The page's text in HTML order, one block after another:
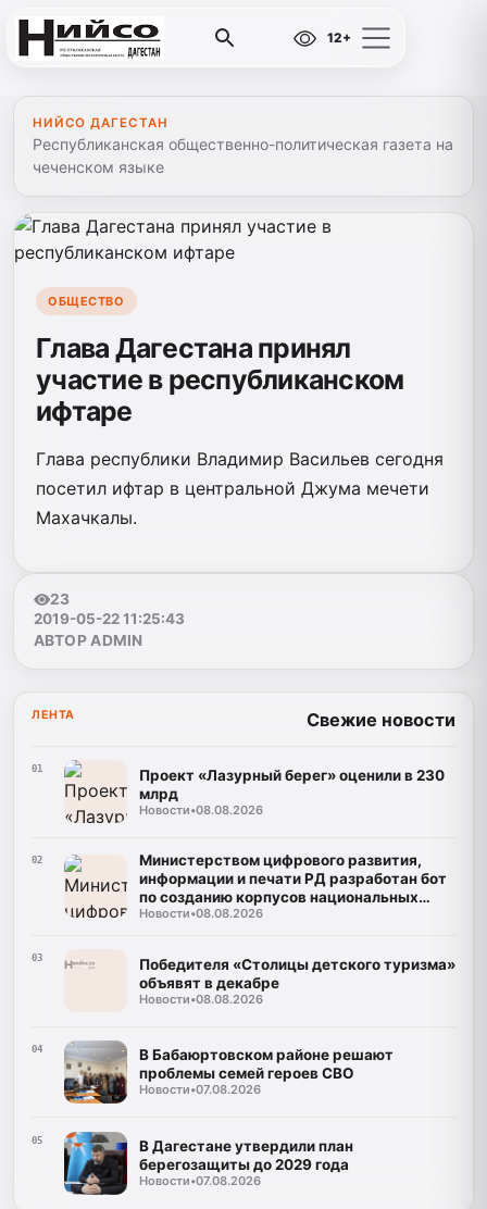
12+
НИЙСО ДАГЕСТАН
Республиканская общественно-политическая газета на
чеченском языке
ОБЩЕСТВО
Глава Дагестана принял
участие в республиканском
ифтаре
Глава республики Владимир Васильев сегодня
посетил ифтар в центральной Джума мечети
Махачкалы.
23
2019-05-22 11:25:43
АВТОР ADMIN
ЛЕНТА Свежие новости
01
Проект «Лазурный берег» оценили в 230
млрд
Новости•08.08.2026
02
Министерством цифрового развития,
информации и печати РД разработан бот
по созданию корпусов национальных
языков
Новости•08.08.2026
03
Победителя «Столицы детского туризма»
объявят в декабре
Новости•08.08.2026
04
В Бабаюртовском районе решают
проблемы семей героев СВО
Новости•07.08.2026
05
В Дагестане утвердили план
берегозащиты до 2029 года
Новости•07.08.2026